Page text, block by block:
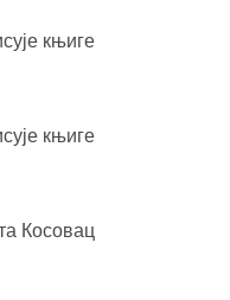
књиге
књиге
Косовац